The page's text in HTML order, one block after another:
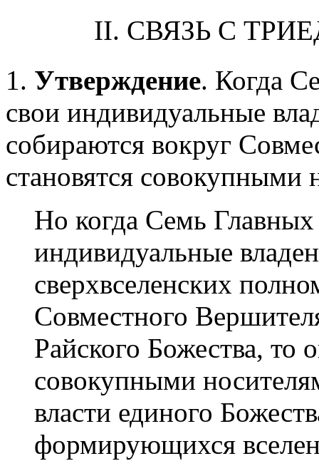
II. СВЯЗЬ С
1. Утверждение. Когда
свои индивидуальные
собираются вокруг
становятся
Но когда Семь
индивидуальные
сверхвселенских
Совместного
Райского Божества, то
совокупными
власти единого
формирующихся